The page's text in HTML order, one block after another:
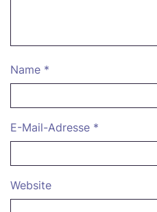
Name *
E-Mail-Adresse *
Website